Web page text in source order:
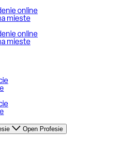
online
mieste
online
mieste
Open Profesie